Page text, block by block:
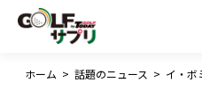
ホーム > 話題のニュース >